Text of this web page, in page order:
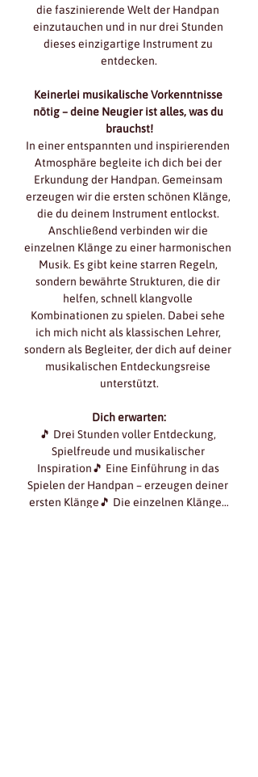
die faszinierende Welt der Handpan
einzutauchen und in nur drei Stunden
dieses einzigartige Instrument zu
entdecken.
Keinerlei musikalische Vorkenntnisse
nötig – deine Neugier ist alles, was du
brauchst!
In einer entspannten und inspirierenden
Atmosphäre begleite ich dich bei der
Erkundung der Handpan. Gemeinsam
erzeugen wir die ersten schönen Klänge,
die du deinem Instrument entlockst.
Anschließend verbinden wir die
einzelnen Klänge zu einer harmonischen
Musik. Es gibt keine starren Regeln,
sondern bewährte Strukturen, die dir
helfen, schnell klangvolle
Kombinationen zu spielen. Dabei sehe
ich mich nicht als klassischen Lehrer,
sondern als Begleiter, der dich auf deiner
musikalischen Entdeckungsreise
unterstützt.
Dich erwarten:
🎵 Drei Stunden voller Entdeckung,
Spielfreude und musikalischer
Inspiration🎵 Eine Einführung in das
Spielen der Handpan – erzeugen deiner
ersten Klänge🎵 Die einzelnen Klänge…